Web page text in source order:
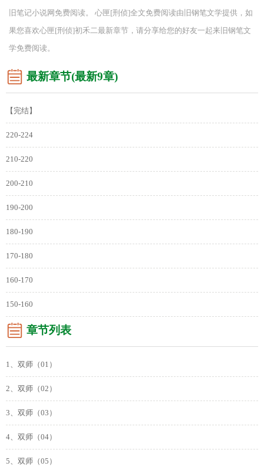
旧笔记小说网免费阅读。 心匣[刑侦]全文免费阅读由旧钢笔文学提供，如
果您喜欢心匣[刑侦]初禾二最新章节，请分享给您的好友一起来旧钢笔文
学免费阅读。
最新章节(最新9章)
【完结】
220-224
210-220
200-210
190-200
180-190
170-180
160-170
150-160
章节列表
1、双师（01）
2、双师（02）
3、双师（03）
4、双师（04）
5、双师（05）